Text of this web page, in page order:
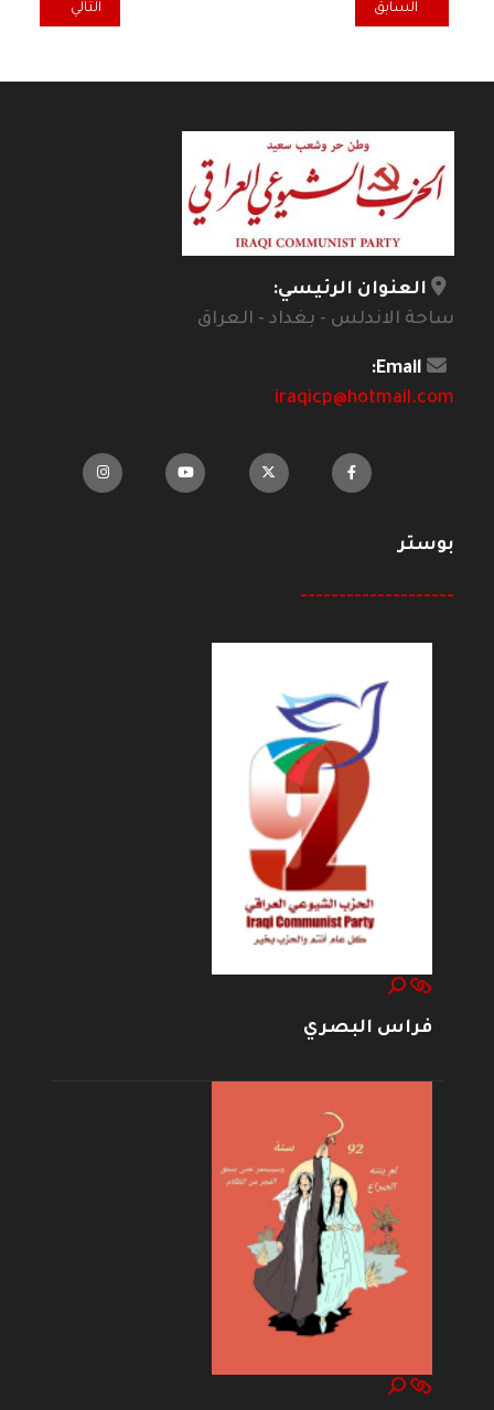
المقال السابق: حروب الغرب وشعراء الشرق
السابق المقال التالي:
التالي
العنوان الرئيسي:
ساحة الاندلس - بغداد - العراق
Email:
iraqicp@hotmail.com
بوستر
--------------------
فراس البصري